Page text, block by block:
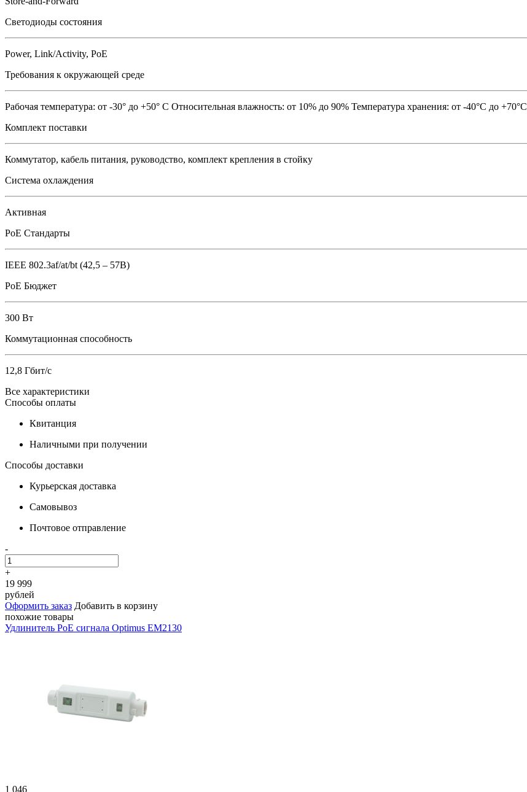
Светодиоды состояния
Power, Link/Activity, PoE
Требования к окружающей среде
Рабочая температура: от -30° до +50° C Относительная влажность: от 10% до 90% Температура хранения: от -40°C до +70°C
Комплект поставки
Коммутатор, кабель питания, руководство, комплект крепления в стойку
Система охлаждения
Активная
PoE Стандарты
IEEE 802.3af/at/bt (42,5 – 57В)
PoE Бюджет
300 Вт
Коммутационная способность
12,8 Гбит/с
Все характеристики
Способы оплаты
Квитанция
Наличными при получении
Способы доставки
Курьерская доставка
Самовывоз
Почтовое отправление
-
+
19 999
рублей
Оформить заказ Добавить в корзину
похожие товары
Удлинитель PoE сигнала Optimus EM2130
1 046